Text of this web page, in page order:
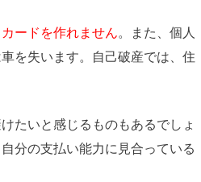
ードを作れません。また、個人
を失います。自己破産では、住
たいと感じるものもあるでしょ
分の支払い能力に見合っている